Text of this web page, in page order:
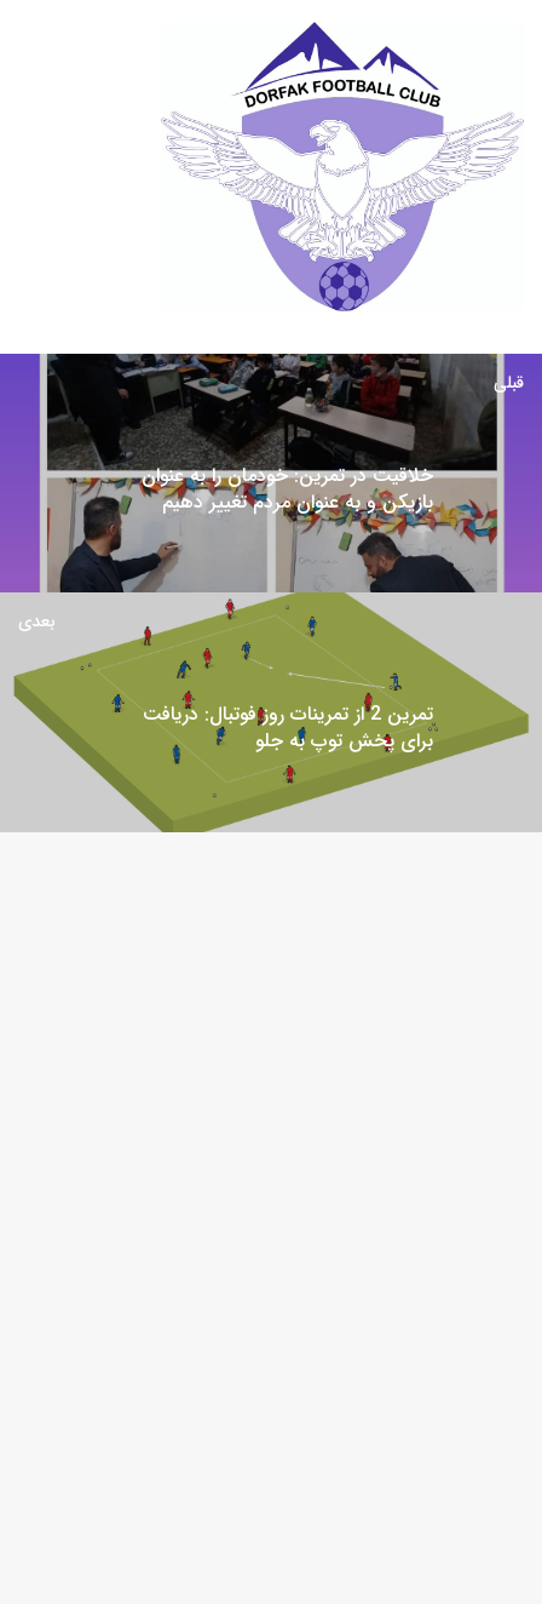
قبلی
خلاقیت در تمرین: خودمان را به عنوان
بازیکن و به عنوان مردم تغییر دهیم
بعدی
تمرین 2 از تمرینات روز فوتبال: دریافت
برای پخش توپ به جلو